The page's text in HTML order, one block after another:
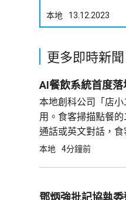
本地 13.12.2023
更多即時新聞
AI餐飲系統首度
本地創科公司「店
用。食客掃描點餐
通話或英文對話，
和品牌文化等。 率
本地 4分鐘前
鄧炳強批記協執